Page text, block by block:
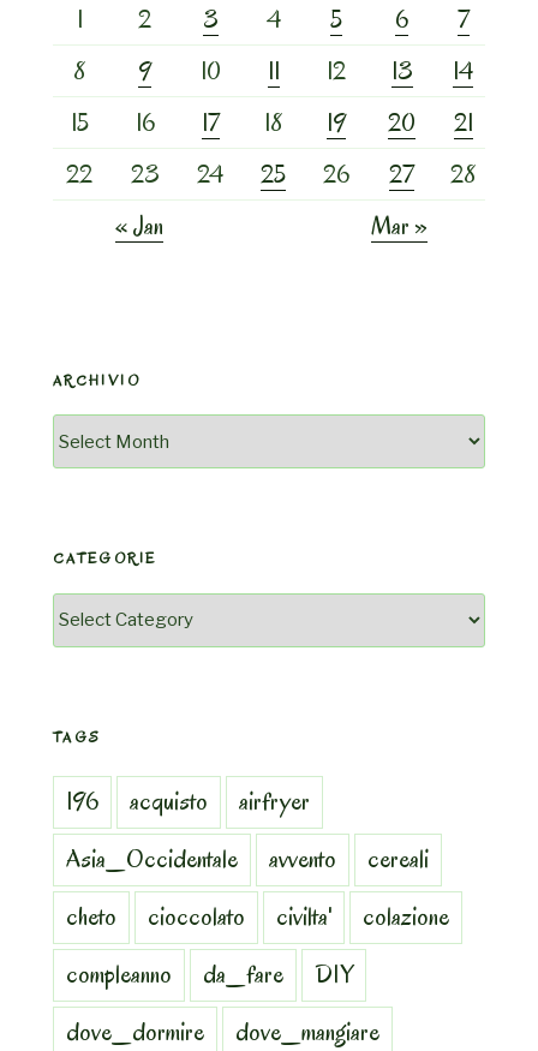
1
2 3 4 5 6
7
8
9 10 11 12 13
14
15
16 17 18 19 20
21
22
23 24 25 26 27
28
« Jan
Mar »
ARCHIVIO
Archivio
CATEGORIE
Categorie
TAGS
196 acquisto
airfryer
Asia_Occidentale
avvento
cereali
cheto
cioccolato civilta'
colazione
compleanno
da_fare
DIY
dove_dormire
dove_mangiare